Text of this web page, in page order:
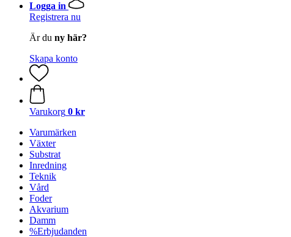
Logga in
Registrera nu
Är du ny här?
Skapa konto
Varukorg 0 kr
Varumärken
Växter
Substrat
Inredning
Teknik
Vård
Foder
Akvarium
Damm
%Erbjudanden